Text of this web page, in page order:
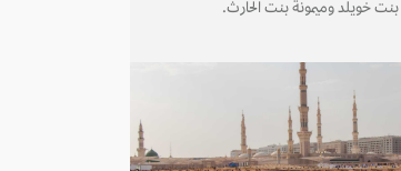
خويلد وميمونة بنت الحارث.